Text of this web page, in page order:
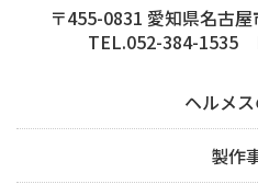
〒455-0831 愛知県名古
TEL.052-384-1535
ヘルメ
製作